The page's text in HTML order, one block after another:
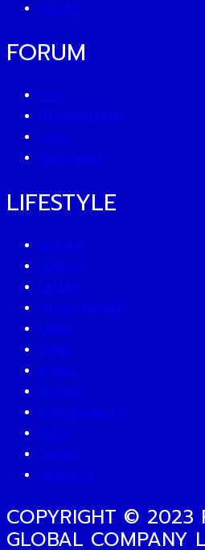
PEOPLE
FORUM
CEO
ENTREPRENEUR
GURU
SUSTAINISM
LIFESTYLE
BEAUTY
CAREER
EATERY
ENTERTAINMENT
FAMILY
LIVING
MONEY
MUTELU
SUSTAINABILITY
TECH
TRAVEL
WELLNESS
COPYRIGHT © 2023
GLOBAL COMPANY